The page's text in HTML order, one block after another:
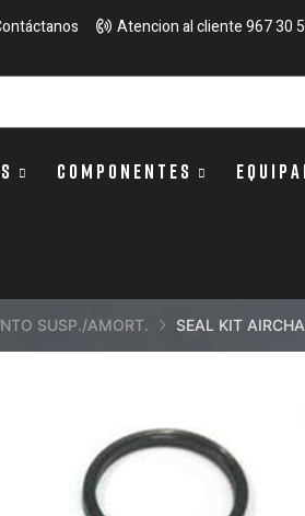
Atencion al cliente 967 30
COMPONENTES
SUSP./AMORT. SEAL KIT